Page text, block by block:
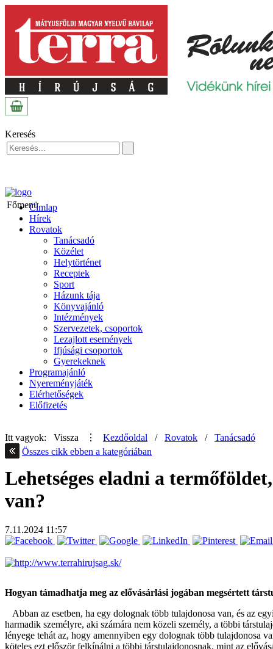
Keresés
FőmenüCímlap
Hírek
Rovatok
Tanácsadó
Közélet
Helytörténet
Receptek
Sport
Házunk tája
Könyvajánló
Intézmények
Szervezetek, csoportok
Lezajlott események
Ifjúsági csoportok
Gyerekeknek
Programajánló
Nyereményjáték
Elérhetőségek
Előfizetés
Itt vagyok: Vissza ⋮ Kezdőoldal / Rovatok /
Tanácsadó
Összes cikk ebben a kategóriában
Lehetséges eladni a
van?
7.11.2024 11:57
Hogyan támadhatja meg az elővásárlási jogában megsértett
Abban az esetben, ha egy dolognak több tulajdonosa van, és az
harmadik személyre, aki számára nem közeli személy, a többi
lényege tehát az, hogy amennyiben egy dolognak több tulajdonosa
köteles ezt először felkínálni a többi társtulajdonosnak, mint az